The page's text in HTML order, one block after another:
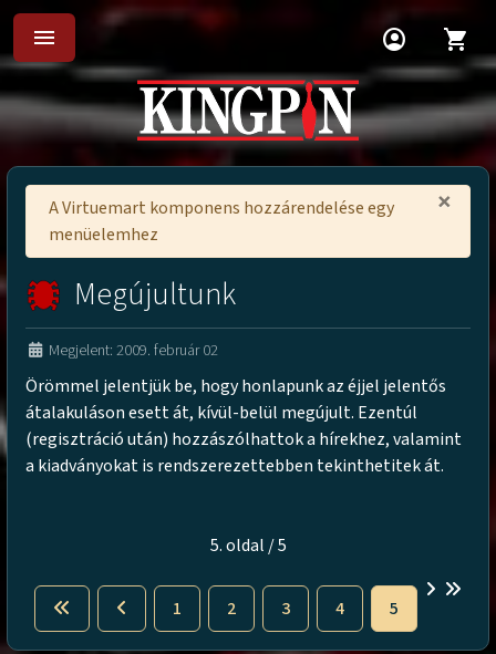
menu account_circle shopping_cart
×
A Virtuemart komponens hozzárendelése egy
menüelemhez
Megújultunk
Megjelent: 2009. február 02
Örömmel jelentjük be, hogy honlapunk az éjjel jelentős
átalakuláson esett át, kívül-belül megújult. Ezentúl
(regisztráció után) hozzászólhattok a hírekhez, valamint
a kiadványokat is rendszerezettebben tekinthetitek át.
5. oldal / 5
1 2 3 4 5